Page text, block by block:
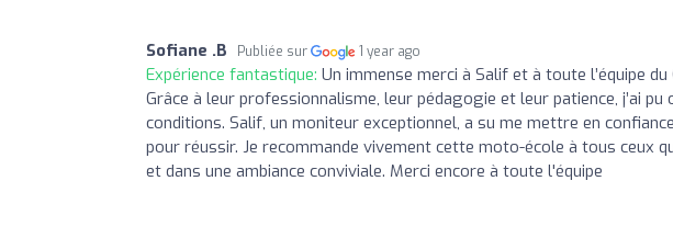
Sofiane .B Publiée sur 1 year ago
Expérience fantastique: Un immense merci à Salif et à toute l’équipe
Grâce à leur professionnalisme, leur pédagogie et leur patience, j’ai
conditions. Salif, un moniteur exceptionnel, a su me mettre en
pour réussir. Je recommande vivement cette moto-école à tous ceux
et dans une ambiance conviviale. Merci encore à toute l'équipe